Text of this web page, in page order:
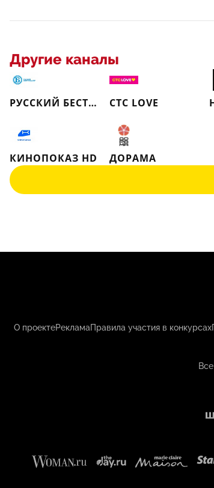
Другие каналы
РУССКИЙ БЕСТСЕЛЛЕР СТС LOVE
КИНОПОКАЗ HD
ДОРАМА
О проектеРекламаПравила участия в конкурсах